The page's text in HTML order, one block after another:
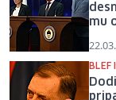
mu
BLEF